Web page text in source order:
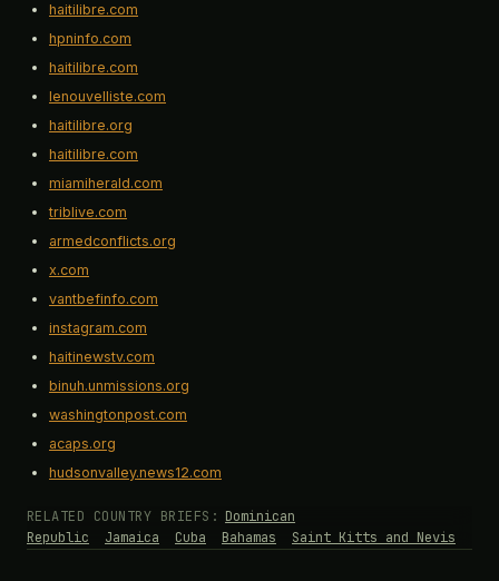
haitilibre.com
hpninfo.com
haitilibre.com
lenouvelliste.com
haitilibre.org
haitilibre.com
miamiherald.com
triblive.com
armedconflicts.org
x.com
vantbefinfo.com
instagram.com
haitinewstv.com
binuh.unmissions.org
washingtonpost.com
acaps.org
hudsonvalley.news12.com
RELATED COUNTRY BRIEFS: Dominican
Republic
Jamaica Cuba Bahamas Saint Kitts and Nevis